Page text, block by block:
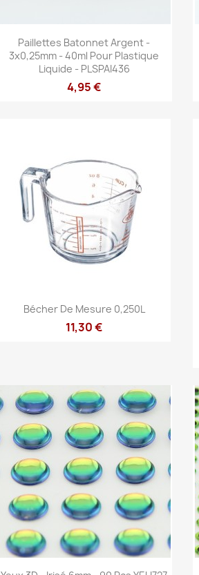
Aperçu rapide
Paillettes Batonnet Argent -
3x0,25mm - 40ml Pour Plastique
Liquide - PLSPAI436
4,95 €
Aperçu rapide
Bécher De Mesure 0,250L
11,30 €